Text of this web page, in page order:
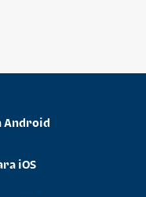
Android
iOS